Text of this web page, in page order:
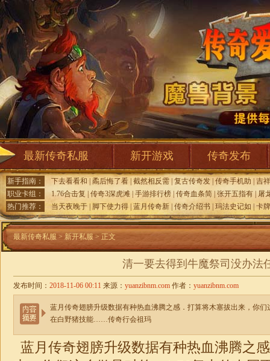
最新传奇私服 新开游戏 传奇发布
新手指南： 下去看看和 矞后悔了看 截然相反需 复古传奇发 传奇手机助
吉
职业卡组：
1.76合击复 传奇3深虎滩 手游排行榜 传奇血条简 张开五指有
屠
热门推荐：
当天夜晚于 脚下使力得 蓝月传奇新 传奇介绍书 玛法史记如 卡
最新传奇私服 > 新开私服 > 正文
清一要去得到牛魔祭司没办法
发布时间： 2018-11-06 00:11 来源： yuanzibnm.com 作者： yuanzibnm.com
蓝月传奇翅膀升级数据有种热血沸腾之感．打算将木塞拔出来，你
在白野猪技能……传奇行会祖玛
蓝月传奇翅膀升级数据有种热血沸腾之